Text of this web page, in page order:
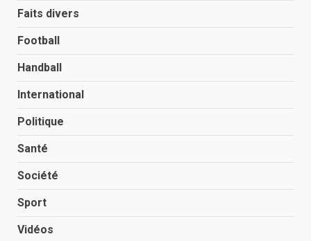
Faits divers
Football
Handball
International
Politique
Santé
Société
Sport
Vidéos